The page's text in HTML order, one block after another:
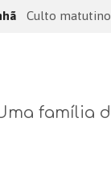
Culto matutino
família